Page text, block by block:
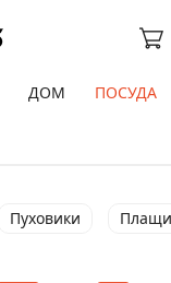
ДОМ ПОСУДА
Пуховики
Плащи